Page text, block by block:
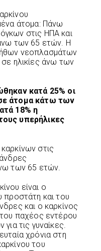
άτομα: Πάνω
στις ΗΠΑ και
των 65 ετών. Η
νεοπλασμάτων
ηλικίες άνω των
κατά 25% οι
άτομα κάτω των
18% η
υπερήλικες
στις
των 65 ετών.
είναι ο
προστάτη και του
και ο καρκίνος
παχέος εντέρου
τις γυναίκες.
χρόνια στη
του